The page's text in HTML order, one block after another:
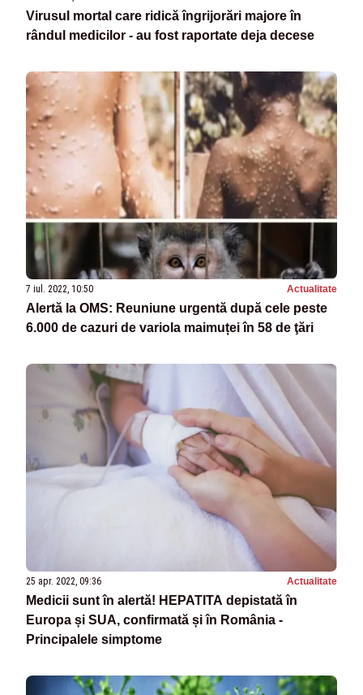
Virusul mortal care ridică îngrijorări majore în
rândul medicilor - au fost raportate deja decese
7 iul. 2022, 10:50 Actualitate
Alertă la OMS: Reuniune urgentă după cele peste
6.000 de cazuri de variola maimuței în 58 de ţări
25 apr. 2022, 09:36 Actualitate
Medicii sunt în alertă! HEPATITA depistată în
Europa și SUA, confirmată și în România -
Principalele simptome